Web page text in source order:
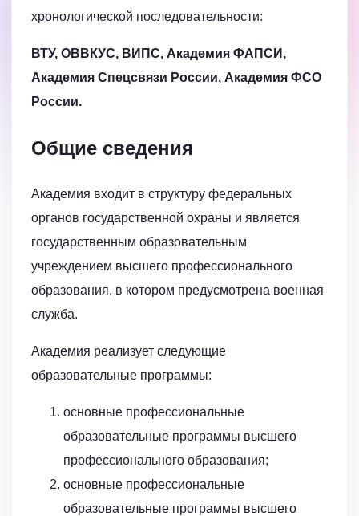
хронологической последовательности:
ВТУ, ОВВКУС, ВИПС, Академия ФАПСИ,
Академия Спецсвязи России, Академия ФСО
России.
Общие сведения
Академия входит в структуру федеральных
органов государственной охраны и является
государственным образовательным
учреждением высшего профессионального
образования, в котором предусмотрена военная
служба.
Академия реализует следующие
образовательные программы:
основные профессиональные
образовательные программы высшего
профессионального образования;
основные профессиональные
образовательные программы высшего